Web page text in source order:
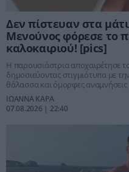
Δεν πίστευαν στα
Μενούνος φόρεσε το
καλοκαιριού! [pics]
Η παρουσιάστρια αποχαιρέτησε
δημοσιεύοντας στιγμιότυπα με
θάλασσα και όμορφες αναμνήσεις
ΙΩΑΝΝΑ ΚΑΡΑ
07.08.2026 | 22:40